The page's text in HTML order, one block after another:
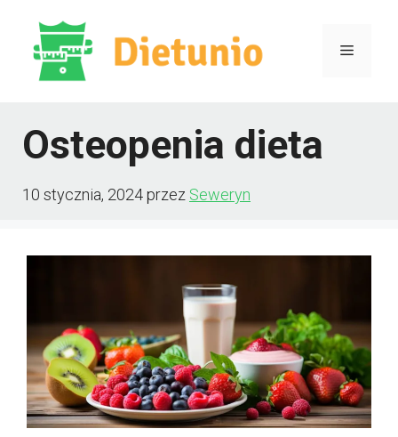
treści
Menu
Osteopenia dieta
10 stycznia, 2024przez Seweryn